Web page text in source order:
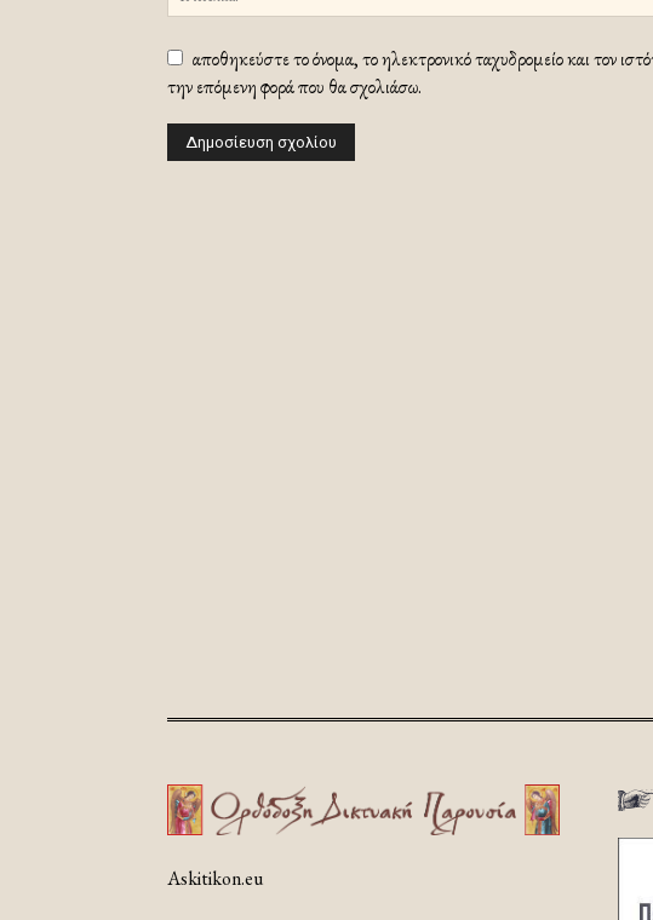
αποθηκεύστε το όνομα, το ηλεκτρονικό ταχυδρομείο και τον
την επόμενη φορά που θα σχολιάσω.
Askitikon.eu